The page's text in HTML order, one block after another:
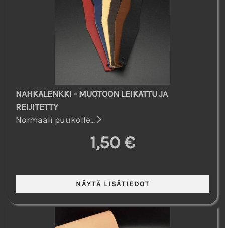
NAHKALENKKI - MUOTOON LEIKATTU JA
REIJITETTY
Normaali puukolle...
1,50 €